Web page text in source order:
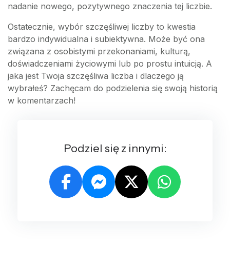
nadanie nowego, pozytywnego znaczenia tej liczbie.
Ostatecznie, wybór szczęśliwej liczby to kwestia
bardzo indywidualna i subiektywna. Może być ona
związana z osobistymi przekonaniami, kulturą,
doświadczeniami życiowymi lub po prostu intuicją. A
jaka jest Twoja szczęśliwa liczba i dlaczego ją
wybrałeś? Zachęcam do podzielenia się swoją historią
w komentarzach!
Podziel się z innymi: